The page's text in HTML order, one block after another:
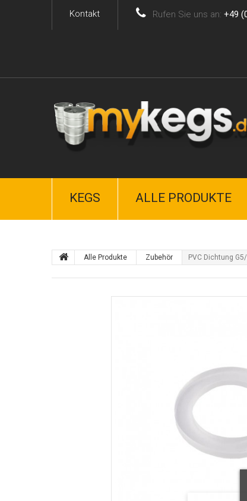
Kontakt Rufen Sie uns an: +49
KEGS ALLE PRODUKTE
Alle Produkte Zubehör PVC Dichtung